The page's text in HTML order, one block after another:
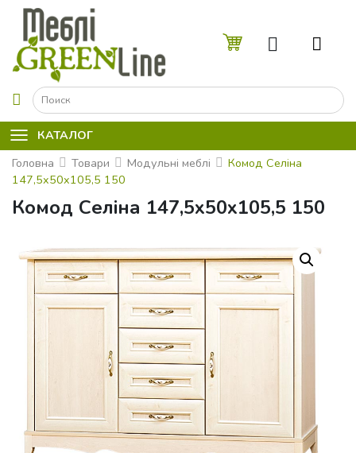
☰
КАТАЛОГ
Головна
Товари Модульні меблі
Комод Селiна
147,5x50x105,5 150
Комод Селiна 147,5x50x105,5 150